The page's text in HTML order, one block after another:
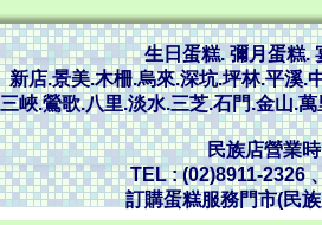
生日蛋糕. 彌月蛋糕.
新店.景美.木柵.烏來.深坑.坪林.平溪.
三峽.鶯歌.八里.淡水.三芝.石門.金山.
民族店營業
TEL : (02)8911-2326
訂購蛋糕服務門市(民